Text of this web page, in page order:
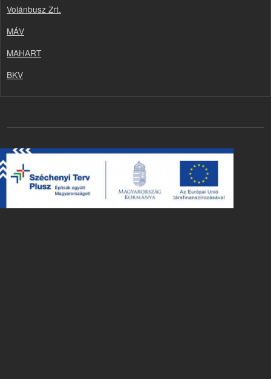
Volánbusz Zrt.
MÁV
MAHART
BKV